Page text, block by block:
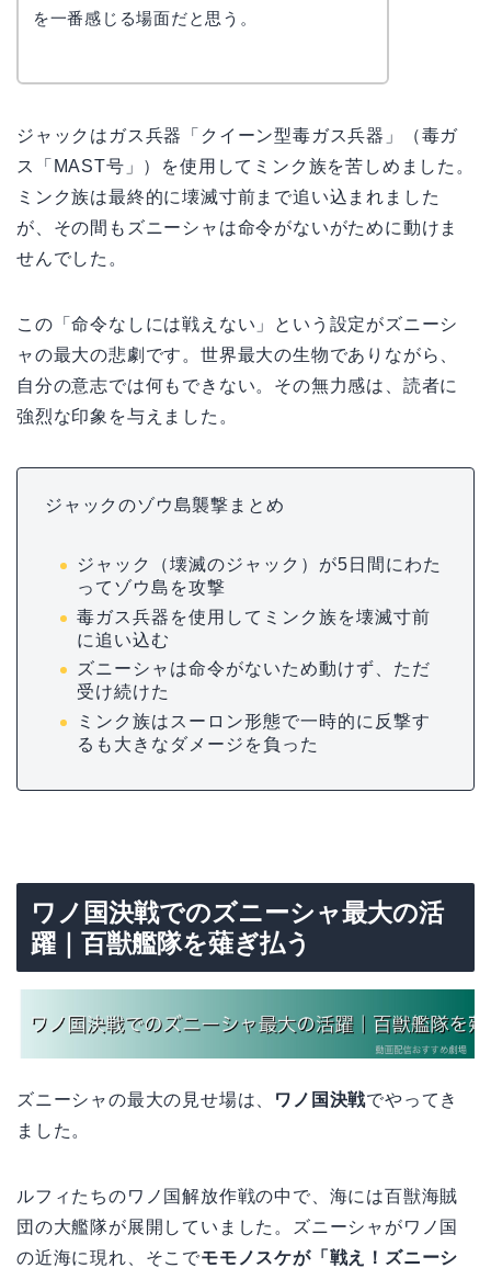
を一番感じる場面だと思う。
ジャックはガス兵器「クイーン型毒ガス兵器」（毒ガ
ス「MAST号」）を使用してミンク族を苦しめました。
ミンク族は最終的に壊滅寸前まで追い込まれました
が、その間もズニーシャは命令がないがために動けま
せんでした。
この「命令なしには戦えない」という設定がズニーシ
ャの最大の悲劇です。世界最大の生物でありながら、
自分の意志では何もできない。その無力感は、読者に
強烈な印象を与えました。
ジャックのゾウ島襲撃まとめ
ジャック（壊滅のジャック）が5日間にわた
ってゾウ島を攻撃
毒ガス兵器を使用してミンク族を壊滅寸前
に追い込む
ズニーシャは命令がないため動けず、ただ
受け続けた
ミンク族はスーロン形態で一時的に反撃す
るも大きなダメージを負った
ワノ国決戦でのズニーシャ最大の活
躍｜百獣艦隊を薙ぎ払う
ズニーシャの最大の見せ場は、 ワノ国決戦でやってき
ました。
ルフィたちのワノ国解放作戦の中で、海には百獣海賊
団の大艦隊が展開していました。ズニーシャがワノ国
の近海に現れ、そこでモモノスケが「戦え！ズニーシ